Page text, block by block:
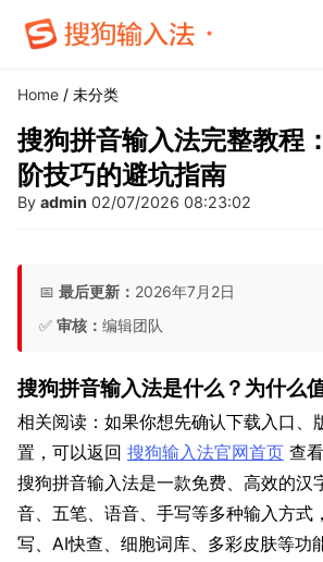
Home / 未分类
搜狗拼音输入法完整教程
阶技巧的避坑指南
By admin 02/07/2026 08:23:02
📅 最后更新： 2026年7月2日
✅ 审核： 编辑团队
搜狗拼音输入法是什么？为什么
相关阅读：如果你想先确认下载入口、
置，可以返回 搜狗输入法官网首页 查
搜狗拼音输入法是一款免费、高效的汉
音、五笔、语音、手写等多种输入方式
写、AI快查、细胞词库、多彩皮肤等功